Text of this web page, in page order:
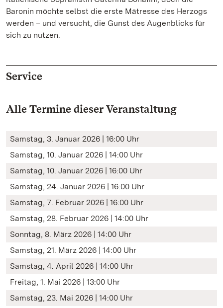
Baronin möchte selbst die erste Mätresse des Herzogs
werden – und versucht, die Gunst des Augenblicks für
sich zu nutzen.
Service
Alle Termine dieser Veranstaltung
Samstag, 3. Januar 2026 | 16:00 Uhr
Samstag, 10. Januar 2026 | 14:00 Uhr
Samstag, 10. Januar 2026 | 16:00 Uhr
Samstag, 24. Januar 2026 | 16:00 Uhr
Samstag, 7. Februar 2026 | 16:00 Uhr
Samstag, 28. Februar 2026 | 14:00 Uhr
Sonntag, 8. März 2026 | 14:00 Uhr
Samstag, 21. März 2026 | 14:00 Uhr
Samstag, 4. April 2026 | 14:00 Uhr
Freitag, 1. Mai 2026 | 13:00 Uhr
Samstag, 23. Mai 2026 | 14:00 Uhr